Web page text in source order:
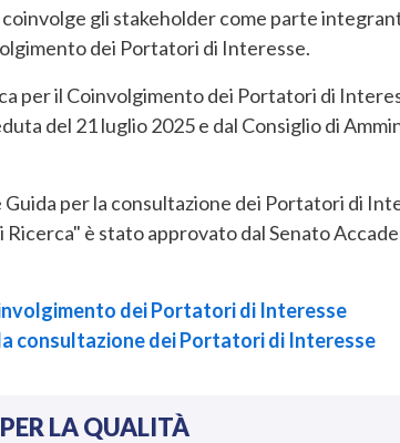
coinvolge gli stakeholder come parte
dei Portatori di Interesse.
per il Coinvolgimento dei Portatori di
del 21 luglio 2025 e dal Consiglio di
per la consultazione dei Portatori di
è stato approvato dal Senato
dei Portatori di Interesse
consultazione dei Portatori di Interesse
LA QUALITÀ